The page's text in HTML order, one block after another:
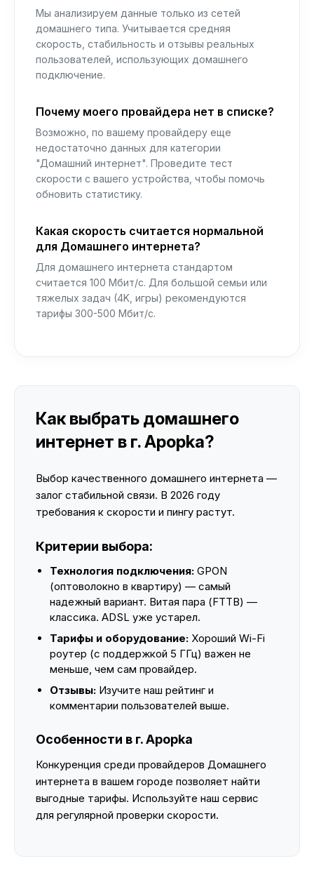
Мы анализируем данные только из сетей
домашнего типа. Учитывается средняя
скорость, стабильность и отзывы реальных
пользователей, использующих домашнего
подключение.
Почему моего провайдера нет в списке?
Возможно, по вашему провайдеру еще
недостаточно данных для категории
"Домашний интернет". Проведите тест
скорости с вашего устройства, чтобы помочь
обновить статистику.
Какая скорость считается нормальной
для Домашнего интернета?
Для домашнего интернета стандартом
считается 100 Мбит/с. Для большой семьи или
тяжелых задач (4K, игры) рекомендуются
тарифы 300-500 Мбит/с.
Как выбрать домашнего
интернет в г. Apopka?
Выбор качественного домашнего интернета —
залог стабильной связи. В 2026 году
требования к скорости и пингу растут.
Критерии выбора:
Технология подключения: GPON
(оптоволокно в квартиру) — самый
надежный вариант. Витая пара (FTTB) —
классика. ADSL уже устарел.
Тарифы и оборудование: Хороший Wi-Fi
роутер (с поддержкой 5 ГГц) важен не
меньше, чем сам провайдер.
Отзывы: Изучите наш рейтинг и
комментарии пользователей выше.
Особенности в г. Apopka
Конкуренция среди провайдеров Домашнего
интернета в вашем городе позволяет найти
выгодные тарифы. Используйте наш сервис
для регулярной проверки скорости.